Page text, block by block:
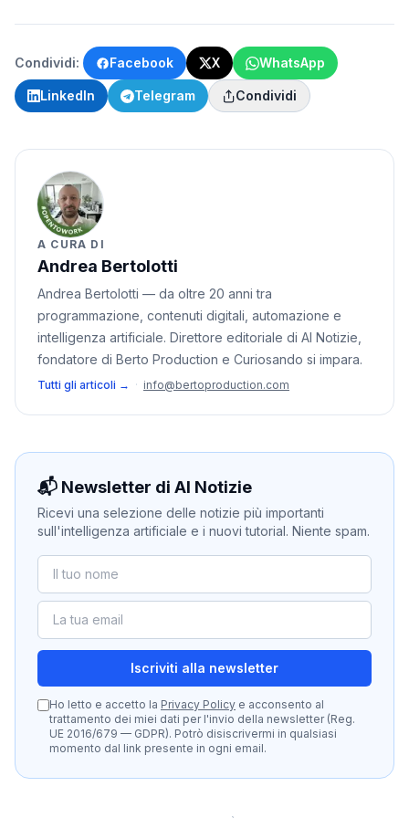
Condividi: Facebook X WhatsApp
LinkedIn Telegram Condividi
A CURA DI
Andrea Bertolotti
Andrea Bertolotti — da oltre 20 anni tra
programmazione, contenuti digitali, automazione e
intelligenza artificiale. Direttore editoriale di AI Notizie,
fondatore di Berto Production e Curiosando si impara.
Tutti gli articoli → · info@bertoproduction.com
📬 Newsletter di AI Notizie
Ricevi una selezione delle notizie più importanti
sull'intelligenza artificiale e i nuovi tutorial. Niente spam.
Iscriviti alla newsletter
Ho letto e accetto la Privacy Policy e acconsento al
trattamento dei miei dati per l'invio della newsletter (Reg.
UE 2016/679 — GDPR). Potrò disiscrivermi in qualsiasi
momento dal link presente in ogni email.